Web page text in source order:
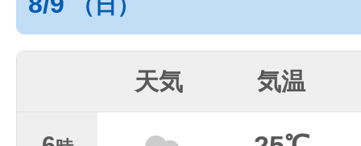
（日）
天気 気温